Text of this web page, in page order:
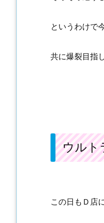
というわけで
共に爆裂目指
ウルト
この日もＤ店